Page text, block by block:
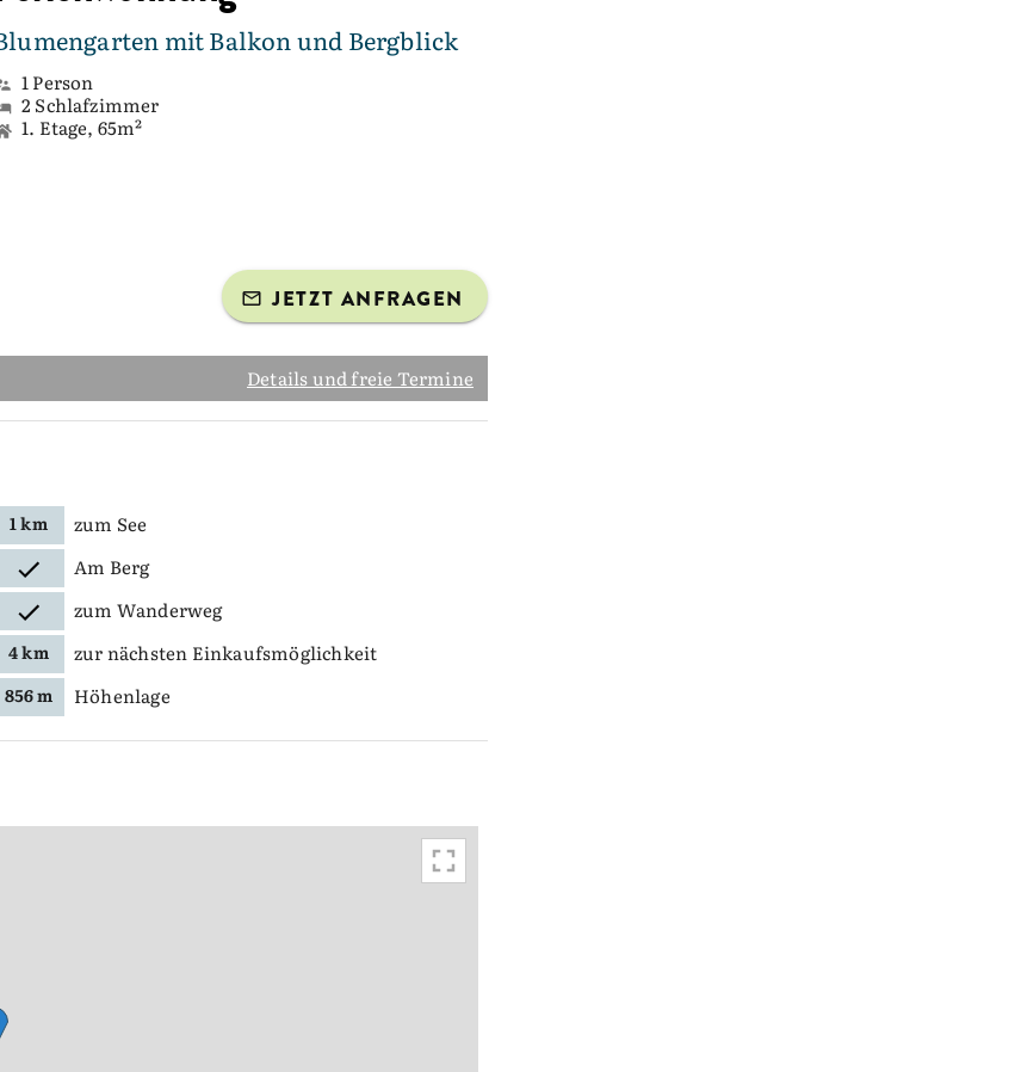
mit Balkon und Bergblick
1 Person
2 Schlafzimmer
1. Etage, 65m²
JETZT ANFRAGEN
Details und freie Termine
1 km
zum See
Am Berg
zum Wanderweg
4 km zur nächsten Einkaufsmöglichkeit
856 m Höhenlage